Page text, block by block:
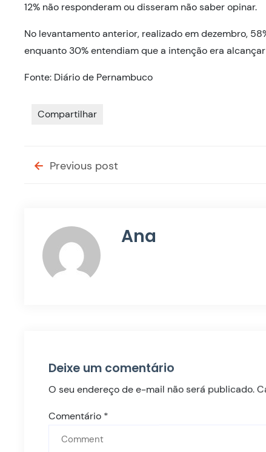
12% não responderam ou disseram não saber opinar.
No levantamento anterior, realizado em dezembro,
enquanto 30% entendiam que a intenção era
Fonte: Diário de Pernambuco
Compartilhar
Previous post
Ana
Deixe um comentário
O seu endereço de e-mail não será publicado.
Comentário *